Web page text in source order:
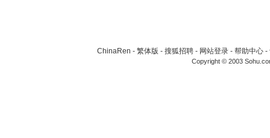
ChinaRen - 繁体版 - 搜狐招聘 - 网站登录 - 帮助中心 -
Copyright © 2003